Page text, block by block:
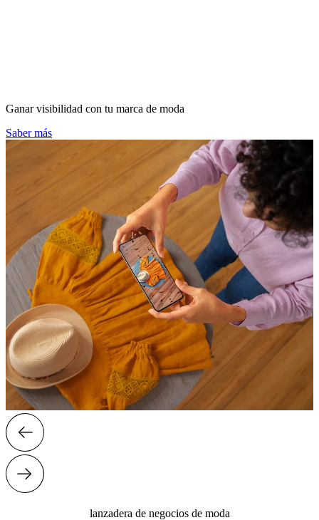
Ganar visibilidad con tu marca de moda
Saber más
lanzadera de negocios de moda